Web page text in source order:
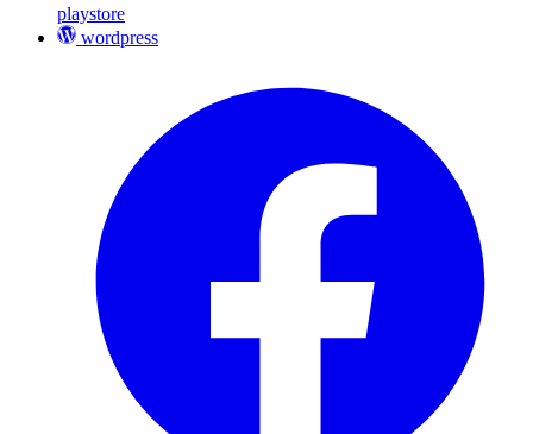
playstore
wordpress